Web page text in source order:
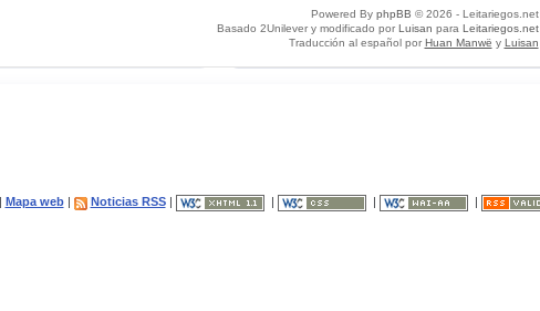
Powered By phpBB © 2026 - Leitariegos.net
Basado 2Unilever y modificado por Luisan para Leitariegos.net
Traducción al español por Huan Manwë y Luisan
Mapa web| Noticias RSS|